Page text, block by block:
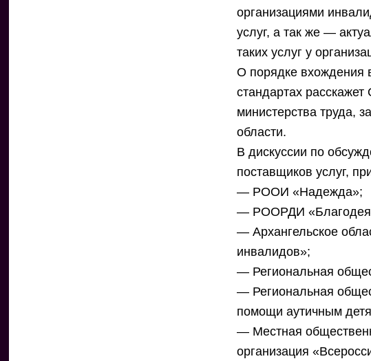
организациями
услуг, а так же —
таких услуг у
О порядке вхождения
стандартах
министерства труда,
области.
В дискуссии по
поставщиков услуг,
— РООИ «Надежда»;
— РООРДИ
— Архангельское
инвалидов»;
— Региональная
— Региональная
помощи аутичным
— Местная
организация